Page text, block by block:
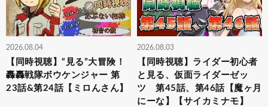
2026.08.04
【同時視聴】“見る”大冒険！
轟轟戦隊ボウケンジャー 第
23話&第24話【ミロんさん】
2026.08.03
【同時視聴】ライダー初心者
と見る、仮面ライダーゼッ
ツ 第45話、第46話【魔ヶ月
にーな】【サイカミナモ】